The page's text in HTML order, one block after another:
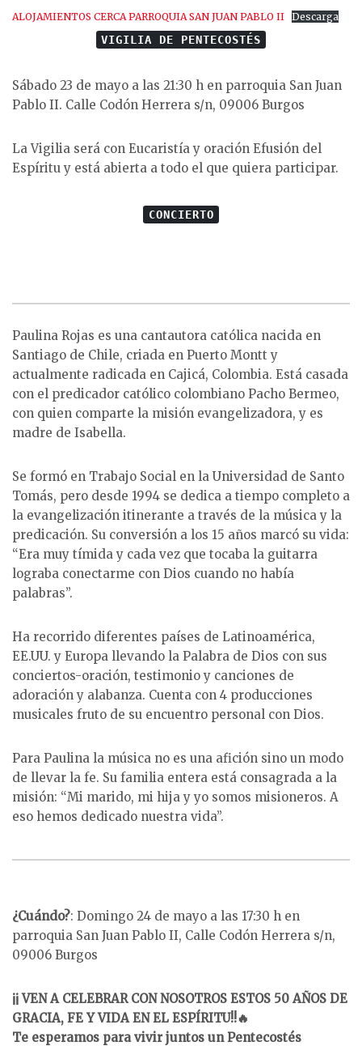
ALOJAMIENTOS CERCA PARROQUIA SAN JUAN PABLO II Descarga
VIGILIA DE PENTECOSTÉS
Sábado 23 de mayo a las 21:30 h en parroquia San Juan
Pablo II. Calle Codón Herrera s/n, 09006 Burgos
La Vigilia será con Eucaristía y oración Efusión del
Espíritu y está abierta a todo el que quiera participar.
CONCIERTO
Paulina Rojas es una cantautora católica nacida en
Santiago de Chile, criada en Puerto Montt y
actualmente radicada en Cajicá, Colombia. Está casada
con el predicador católico colombiano Pacho Bermeo,
con quien comparte la misión evangelizadora, y es
madre de Isabella.
Se formó en Trabajo Social en la Universidad de Santo
Tomás, pero desde 1994 se dedica a tiempo completo a
la evangelización itinerante a través de la música y la
predicación. Su conversión a los 15 años marcó su vida:
“Era muy tímida y cada vez que tocaba la guitarra
lograba conectarme con Dios cuando no había
palabras”.
Ha recorrido diferentes países de Latinoamérica,
EE.UU. y Europa llevando la Palabra de Dios con sus
conciertos-oración, testimonio y canciones de
adoración y alabanza. Cuenta con 4 producciones
musicales fruto de su encuentro personal con Dios.
Para Paulina la música no es una afición sino un modo
de llevar la fe. Su familia entera está consagrada a la
misión: “Mi marido, mi hija y yo somos misioneros. A
eso hemos dedicado nuestra vida”.
¿Cuándo?: Domingo 24 de mayo a las 17:30 h en
parroquia San Juan Pablo II, Calle Codón Herrera s/n,
09006 Burgos
¡¡ VEN A CELEBRAR CON NOSOTROS ESTOS 50 AÑOS DE
GRACIA, FE Y VIDA EN EL ESPÍRITU!!🔥
Te esperamos para vivir juntos un Pentecostés